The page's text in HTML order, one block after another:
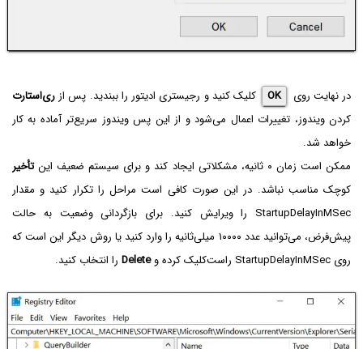
در نهایت روی OK کلیک کنید و رجیستری ادیتور را ببندید. پس از ری‌استارت
کردن ویندوز، تغییرات اعمال می‌شود و از این پس ویندوز سریع‌تر آماده به کار
خواهد شد.
ممکن است زمان ۰ ثانیه، مشکلاتی ایجاد کند و برای سیستم ضعیف این
تأخیر
کوچک مناسب نباشد. در این صورت کافی است مراحل را تکرار کنید و مقدار
StartupDelayInMSec را ویرایش کنید. برای بازگردانی وضعیت به حالت
پیش‌فرض، می‌توانید عدد ۱۰۰۰۰ میلی‌ثانیه را وارد کنید یا روش دیگر این است که
روی StartupDelayInMSec راست‌کلیک کرده و
Delete را انتخاب کنید.